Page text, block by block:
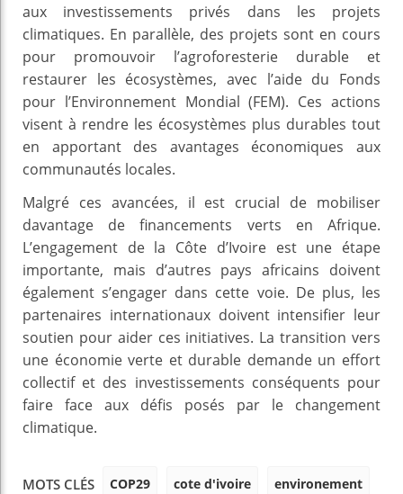
aux investissements privés dans les projets
climatiques. En parallèle, des projets sont en cours
pour promouvoir l’agroforesterie durable et
restaurer les écosystèmes, avec l’aide du Fonds
pour l’Environnement Mondial (FEM). Ces actions
visent à rendre les écosystèmes plus durables tout
en apportant des avantages économiques aux
communautés locales.
Malgré ces avancées, il est crucial de mobiliser
davantage de financements verts en Afrique.
L’engagement de la Côte d’Ivoire est une étape
importante, mais d’autres pays africains doivent
également s’engager dans cette voie. De plus, les
partenaires internationaux doivent intensifier leur
soutien pour aider ces initiatives. La transition vers
une économie verte et durable demande un effort
collectif et des investissements conséquents pour
faire face aux défis posés par le changement
climatique.
MOTS CLÉS COP29 cote d'ivoire environement